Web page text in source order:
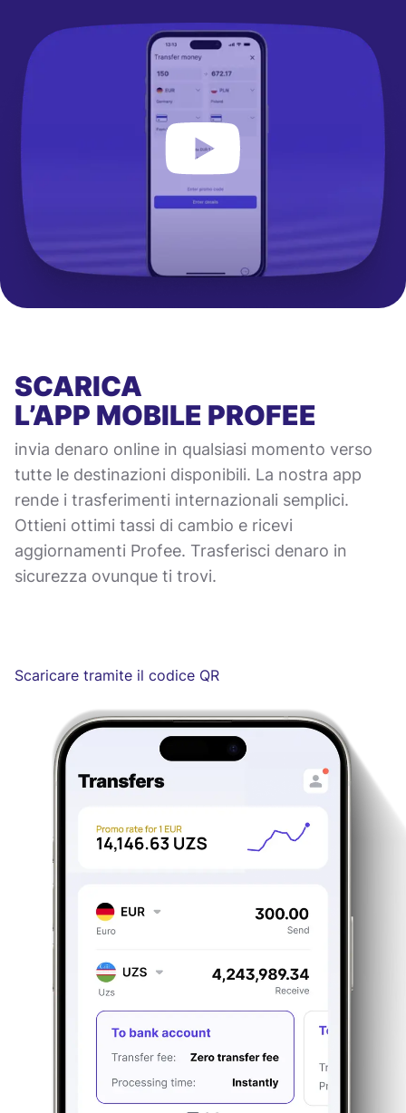
SCARICA
L’APP MOBILE PROFEE
invia denaro online in qualsiasi momento verso
tutte le destinazioni disponibili. La nostra app
rende i trasferimenti internazionali semplici.
Ottieni ottimi tassi di cambio e ricevi
aggiornamenti Profee. Trasferisci denaro in
sicurezza ovunque ti trovi.
Scaricare tramite il codice QR